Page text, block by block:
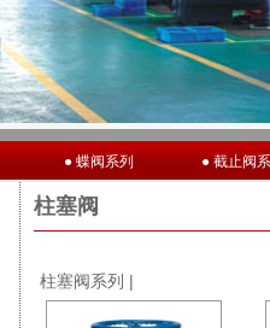
● 蝶阀系列 ● 截止阀
柱塞阀
柱塞阀系列 |